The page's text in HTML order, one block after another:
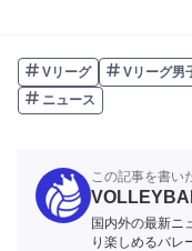
Vリーグ Vリーグ男
ニュース
この記事を書い
国内外の最新ニ
り楽しめるバレ